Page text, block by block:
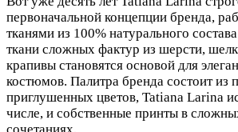
первоначальной концепции бренда,
тканями из 100% натурального
ткани сложных фактур из шерсти,
крапивы становятся основой для
костюмов. Палитра бренда состоит из
приглушенных цветов, Tatiana Larina
числе, и собственные принты в